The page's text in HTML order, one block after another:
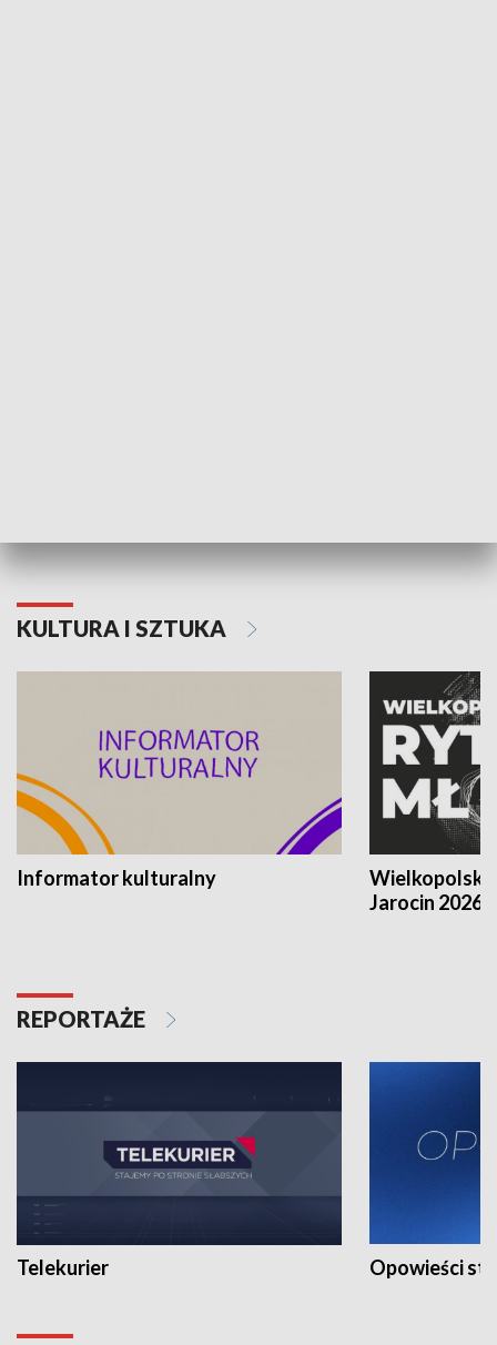
KULTURA I SZTUKA
Informator kulturalny
Jarocin 2026
REPORTAŻE
Telekurier Opowieści